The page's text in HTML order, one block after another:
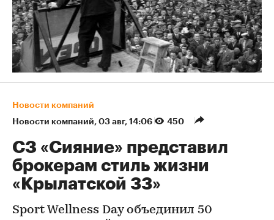
Новости компаний
Новости компаний⁠, 03 авг, 14:06 450
СЗ «Сияние» представил
брокерам стиль жизни
«Крылатской 33»
Sport Wellness Day объединил 50